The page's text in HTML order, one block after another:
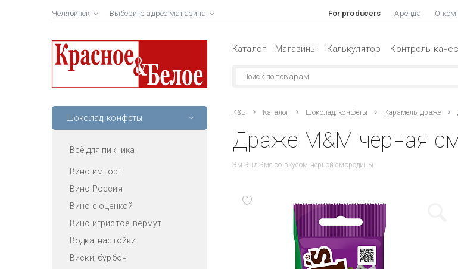
Челябинск Выберите адрес магазина For producers Аренда О
Каталог Магазины Калькулятор Контроль
Шоколад, конфеты
Всё для пикника
Вино импорт
Вино Россия
Вино с оценкой
Вино игристое, вермут
Водка, настойки
Виски, бурбон
К&Б Каталог Шоколад, конфеты Карамель, драже
Драже M&M черная
Эм Энд Эмс со вкусом черной смородины